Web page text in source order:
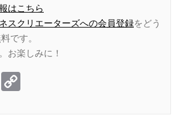
はこちら
スクリエーターズへの会員登録をどう
です。
お楽しみに！
Line